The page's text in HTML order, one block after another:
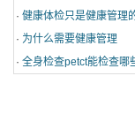
· 健康体检只是健康管理
· 为什么需要健康管理
· 全身检查petct能检查哪